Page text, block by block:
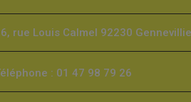
rue Louis Calmel 92230
: 01 47 98 79 26